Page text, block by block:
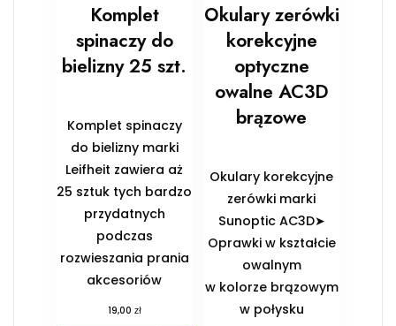
Komplet
spinaczy do
bielizny 25 szt.
Komplet spinaczy
do bielizny marki
Leifheit zawiera aż
25 sztuk tych bardzo
przydatnych
podczas
rozwieszania prania
akcesoriów
19,00 zł
Okulary zerówki
korekcyjne
optyczne
owalne AC3D
brązowe
Okulary korekcyjne
zerówki marki
Sunoptic AC3D➤
Oprawki w kształcie
owalnym
w kolorze brązowym
w połysku